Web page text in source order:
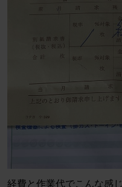
経費と作業代でこんな感じ